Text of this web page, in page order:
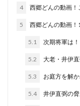
4 西郷どんの動画！
5 西郷どんの動画
5.1 次期将軍は！
5.2 大老・井伊
5.3 お庭方を解
5.4 井伊直弼の